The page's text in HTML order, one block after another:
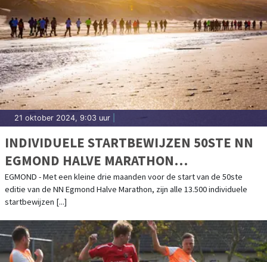
21 oktober 2024, 9:03 uur
INDIVIDUELE STARTBEWIJZEN 50STE NN
EGMOND HALVE MARATHON
UITVERKOCHT
EGMOND - Met een kleine drie maanden voor de start van de 50ste
editie van de NN Egmond Halve Marathon, zijn alle 13.500 individuele
startbewijzen [...]